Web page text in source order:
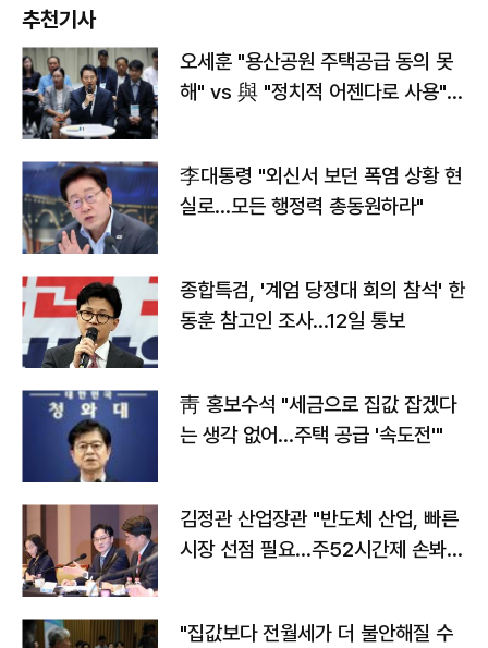
추천기사
오세훈 "용산공원 주택공급 동의 못
해" vs 與 "정치적 어젠다로 사용"
李대통령 "외신서 보던 폭염 상황 현
실로…모든 행정력 총동원하라"
종합특검, '계엄 당정대 회의 참석' 한
동훈 참고인 조사...12일 통보
靑 홍보수석 "세금으로 집값 잡겠다
는 생각 없어…주택 공급 '속도전'"
김정관 산업장관 "반도체 산업, 빠른
시장 선점 필요…주52시간제 손봐
"집값보다 전월세가 더 불안해질 수